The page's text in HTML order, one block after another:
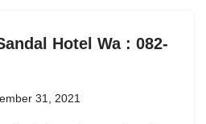
Hotel Wa : 082-
31, 2021